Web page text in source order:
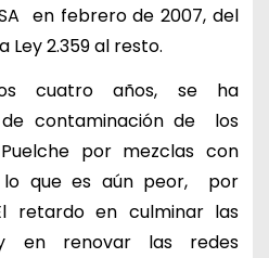
en febrero de 2007, del
Ley 2.359 al resto.
cuatro años, se ha
contaminación de los
por mezclas con
lo que es aún peor, por
retardo en culminar las
en renovar las redes